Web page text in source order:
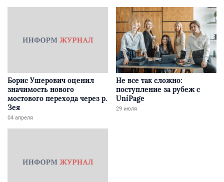
Борис Ушерович оценил
значимость нового
мостового перехода через р.
Зея
04 апреля
Не все так сложно:
поступление за рубеж с
UniPage
29 июля